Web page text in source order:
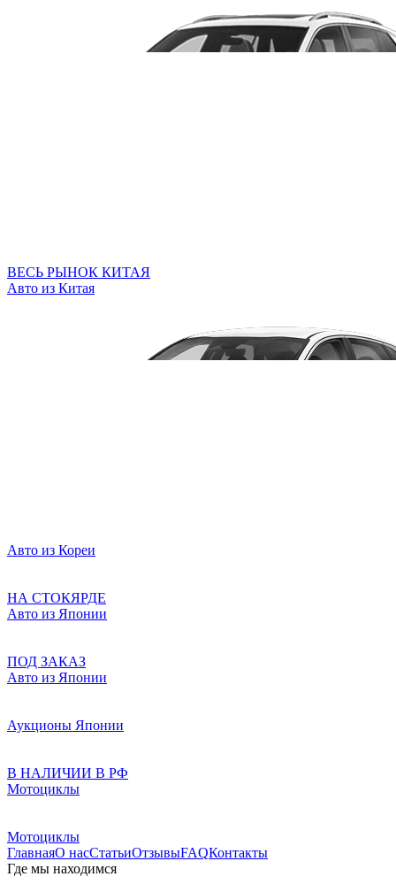
ВЕСЬ РЫНОК КИТАЯ
Авто из Китая
Авто из Кореи
НА СТОКЯРДЕ
Авто из Японии
ПОД ЗАКАЗ
Авто из Японии
Аукционы Японии
В НАЛИЧИИ В РФ
Мотоциклы
Мотоциклы
ГлавнаяО насСтатьиОтзывыFAQКонтакты
Где мы находимся